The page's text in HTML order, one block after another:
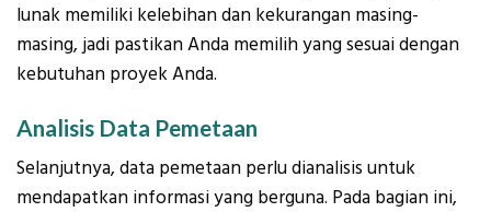
lunak memiliki kelebihan dan kekurangan masing-
masing, jadi pastikan Anda memilih yang sesuai dengan
kebutuhan proyek Anda.
Analisis Data Pemetaan
Selanjutnya, data pemetaan perlu dianalisis untuk
mendapatkan informasi yang berguna. Pada bagian ini,